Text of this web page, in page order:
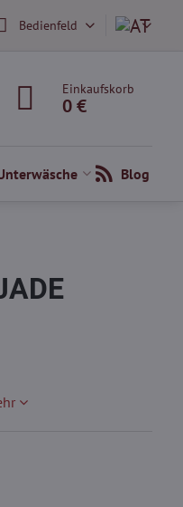
Bedienfeld
Einkaufskorb
0 €
Blog